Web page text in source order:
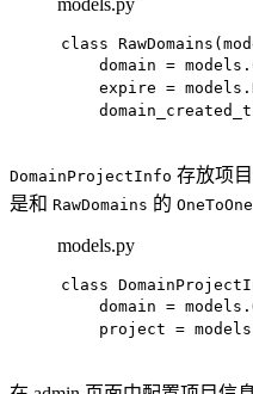
models.py
class RawDomains
domain =
expire =
DomainProjectInfo 存放项
是和 RawDomains 的
models.py
class
domain =
project =